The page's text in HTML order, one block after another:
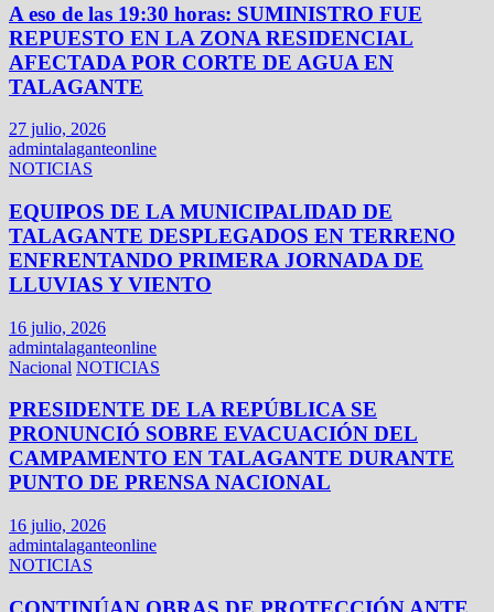
A eso de las 19:30 horas: SUMINISTRO FUE
REPUESTO EN LA ZONA RESIDENCIAL
AFECTADA POR CORTE DE AGUA EN
TALAGANTE
27 julio, 2026
admintalaganteonline
NOTICIAS
EQUIPOS DE LA MUNICIPALIDAD DE
TALAGANTE DESPLEGADOS EN TERRENO
ENFRENTANDO PRIMERA JORNADA DE
LLUVIAS Y VIENTO
16 julio, 2026
admintalaganteonline
Nacional NOTICIAS
PRESIDENTE DE LA REPÚBLICA SE
PRONUNCIÓ SOBRE EVACUACIÓN DEL
CAMPAMENTO EN TALAGANTE DURANTE
PUNTO DE PRENSA NACIONAL
16 julio, 2026
admintalaganteonline
NOTICIAS